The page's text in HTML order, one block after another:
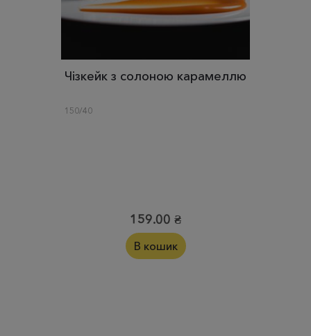
Чізкейк з солоною карамеллю
150/40
159.00 ₴
В кошик